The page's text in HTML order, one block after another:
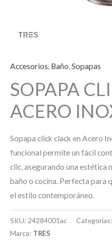
Accesorios, Baño,Sopapas
SOPAPA
ACERO
Sopapa click clack en Acero
funcional permite un fácil
clic, asegurando una estética
baño o cocina. Perfecta para
el estilo contemporáneo.
SKU: 24284001ac Categorías:
Marca: TRES